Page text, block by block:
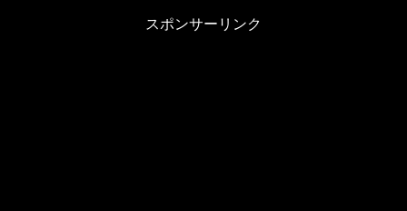
スポンサーリンク